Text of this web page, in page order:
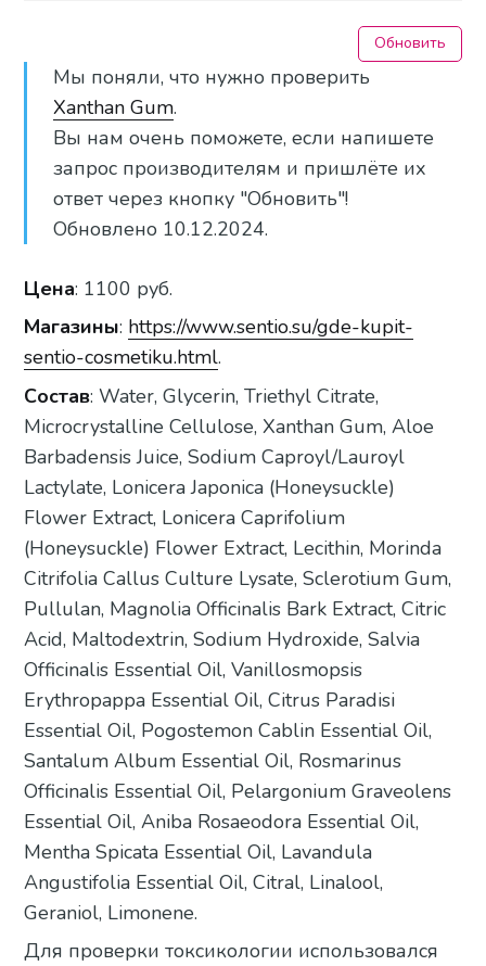
Обновить
Мы поняли, что нужно проверить
Xanthan Gum.
Вы нам очень поможете, если напишете
запрос производителям и пришлёте их
ответ через кнопку "Обновить"!
Обновлено 10.12.2024.
Цена: 1100 руб.
Магазины: https://www.sentio.su/gde-kupit-
sentio-cosmetiku.html.
Состав: Water, Glycerin, Triethyl Citrate,
Microcrystalline Cellulose, Xanthan Gum, Аloe
Barbadensis Juice, Sodium Caproyl/Lauroyl
Lactylate, Lonicera Japonica (Honeysuckle)
Flower Extract, Lonicera Caprifolium
(Honeysuckle) Flower Extract, Lecithin, Morinda
Citrifolia Callus Culture Lysate, Sclerotium Gum,
Pullulan, Magnolia Officinalis Bark Extract, Citric
Acid, Maltodextrin, Sodium Hydroxide, Salvia
Officinalis Essential Oil, Vanillosmopsis
Erythropappa Essential Oil, Citrus Paradisi
Essential Oil, Pogostemon Cablin Essential Oil,
Santalum Album Essential Oil, Rosmarinus
Officinalis Essential Oil, Pelargonium Graveolens
Essential Oil, Aniba Rosaeodora Essential Oil,
Mentha Spicata Essential Oil, Lavandula
Angustifolia Essential Oil, Citral, Linalool,
Geraniol, Limonene.
Для проверки токсикологии использовался